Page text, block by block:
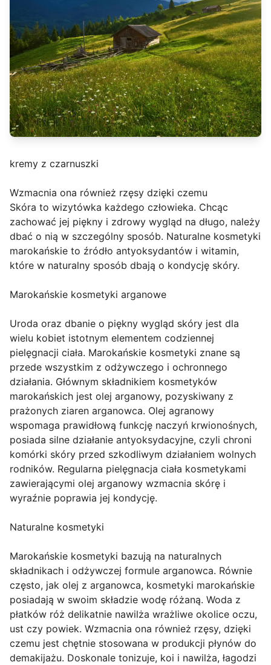
kremy z czarnuszki
Wzmacnia ona również rzęsy dzięki czemu
Skóra to wizytówka każdego człowieka. Chcąc
zachować jej piękny i zdrowy wygląd na długo, należy
dbać o nią w szczególny sposób. Naturalne kosmetyki
marokańskie to źródło antyoksydantów i witamin,
które w naturalny sposób dbają o kondycję skóry.
Marokańskie kosmetyki arganowe
Uroda oraz dbanie o piękny wygląd skóry jest dla
wielu kobiet istotnym elementem codziennej
pielęgnacji ciała. Marokańskie kosmetyki znane są
przede wszystkim z odżywczego i ochronnego
działania. Głównym składnikiem kosmetyków
marokańskich jest olej arganowy, pozyskiwany z
prażonych ziaren arganowca. Olej agranowy
wspomaga prawidłową funkcję naczyń krwionośnych,
posiada silne działanie antyoksydacyjne, czyli chroni
komórki skóry przed szkodliwym działaniem wolnych
rodników. Regularna pielęgnacja ciała kosmetykami
zawierającymi olej arganowy wzmacnia skórę i
wyraźnie poprawia jej kondycję.
Naturalne kosmetyki
Marokańskie kosmetyki bazują na naturalnych
składnikach i odżywczej formule arganowca. Równie
często, jak olej z arganowca, kosmetyki marokańskie
posiadają w swoim składzie wodę różaną. Woda z
płatków róż delikatnie nawilża wrażliwe okolice oczu,
ust czy powiek. Wzmacnia ona również rzęsy, dzięki
czemu jest chętnie stosowana w produkcji płynów do
demakijażu. Doskonale tonizuje, koi i nawilża, łagodzi